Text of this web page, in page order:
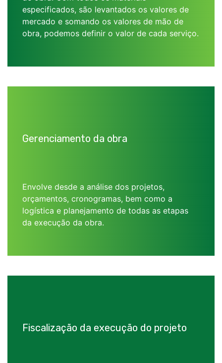
especificados, são levantados os valores de
mercado e somando os valores de mão de
obra, podemos definir o valor de cada serviço.
Gerenciamento da obra
Envolve desde a análise dos projetos,
orçamentos, cronogramas, bem como a
logística e planejamento de todas as etapas
da execução da obra.
Fiscalização da execução do projeto